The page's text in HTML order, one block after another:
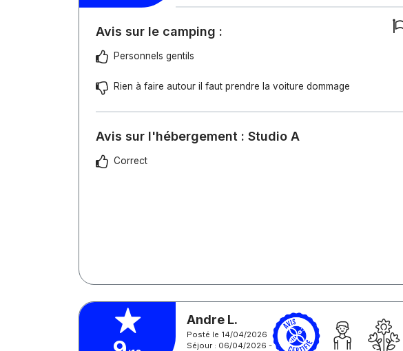
Avis sur le camping :
Personnels gentils
Rien à faire autour il faut prendre la voiture dommage
Avis sur l'hébergement : Studio A
Correct
Andre L.
Posté le 14/04/2026
Séjour : 06/04/2026 -